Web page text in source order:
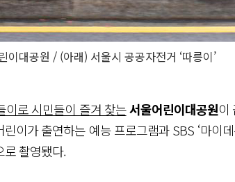
이대공원 / (아래) 서울시 공공자전거 ‘따릉이’
이로 시민들이 즐겨 찾는서울어린이대공원이
린이가 출연하는 예능 프로그램과 SBS ‘마이
로 촬영됐다.